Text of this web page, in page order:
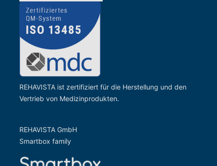
REHAVISTA ist zertifiziert für die Herstellung und den
Vertrieb von Medizinprodukten.
REHAVISTA GmbH
Smartbox family